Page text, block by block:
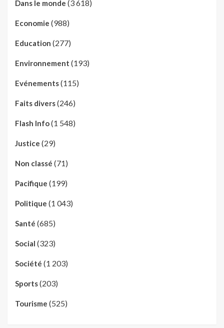
Dans le monde (3 618)
Economie (988)
Education (277)
Environnement (193)
Evénements(115)
Faits divers(246)
Flash Info(1 548)
Justice (29)
Non classé (71)
Pacifique (199)
Politique (1 043)
Santé (685)
Social (323)
Société (1 203)
Sports(203)
Tourisme (525)